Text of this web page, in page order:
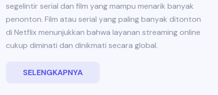
segelintir serial dan film yang mampu menarik banyak
penonton. Film atau serial yang paling banyak ditonton
di Netflix menunjukkan bahwa layanan streaming online
cukup diminati dan dinikmati secara global.
SELENGKAPNYA